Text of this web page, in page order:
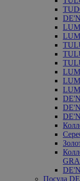
Посуда